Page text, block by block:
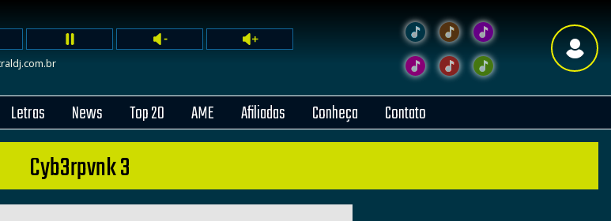
Letras News Top 20 AME Afiliadas Conheça Contato
Cyb3rpvnk 3